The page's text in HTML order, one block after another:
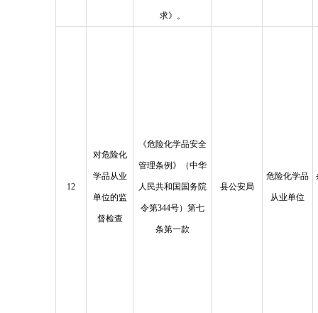
求》。
12
对危险化
学品从业
单位的监
督检查
《危险化学品安全
管理条例》（中华
人民共和国国务院
令第344号）第七
条第一款
县公安局
危险化学品
从业单位